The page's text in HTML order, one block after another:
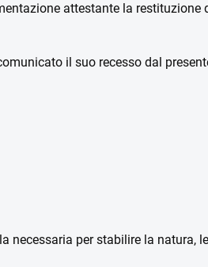
attestante la restituzione
il suo recesso dal
necessaria per stabilire la natura, le